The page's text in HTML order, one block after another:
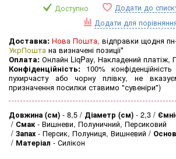
Доступно
Додати до
Додати для
Доставка: Нова Пошта, відправки щодня
УкрПошта на визначені позиції*
Оплата: Онлайн LiqPay, Накладений
Конфіденційність: 100%
пухирчасту або чорну плівку, не
призначення посилки ставимо "сувеніри")
Довжина (см) - 8,5 Діаметр (см) - 2,3
Смак - Вишневи, Полуничний, Персиковий
Запах - Персик, Полуниця, Вишневий
Матеріал - Силікон